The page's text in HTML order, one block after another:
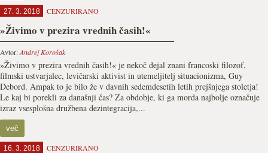
27. 3. 2018 CENZURIRANO
»Živimo v prezira vrednih časih!«
Avtor:Andrej Korošak
»Živimo v prezira vrednih časih!« je nekoč dejal znani francoski filozof,
filmski ustvarjalec, levičarski aktivist in utemeljitelj situacionizma, Guy
Debord. Ampak to je bilo že v davnih sedemdesetih letih prejšnjega stoletja!
Le kaj bi porekli za današnji čas? Za obdobje, ki ga morda najbolje označuje
izraz vsesplošna družbena dezintegracija,...
več
16. 3. 2018 CENZURIRANO